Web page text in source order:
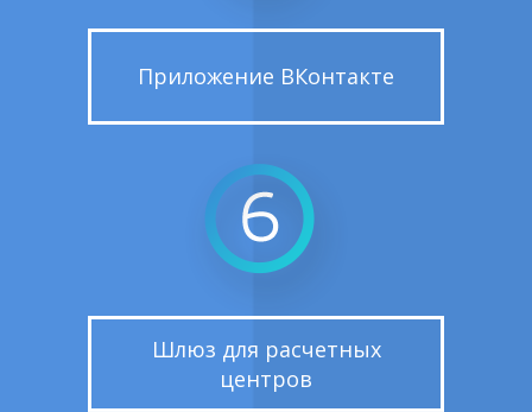
Приложение ВКонтакте
Шлюз для расчетных
центров